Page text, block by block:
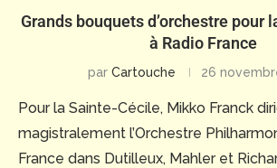
Grands bouquets d’orchestre pour
à Radio France
par Cartouche 26
Pour la Sainte-Cécile, Mikko Franck
magistralement l’Orchestre
France dans Dutilleux, Mahler et